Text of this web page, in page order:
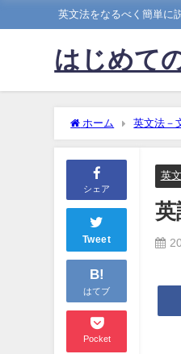
英文法をなるべく簡単に
はじめて
ホーム 英文法－
シェア
Tweet
B!
はてブ
Pocket
英
英